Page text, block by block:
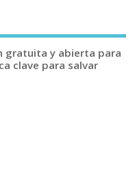
gratuita y abierta para
clave para salvar